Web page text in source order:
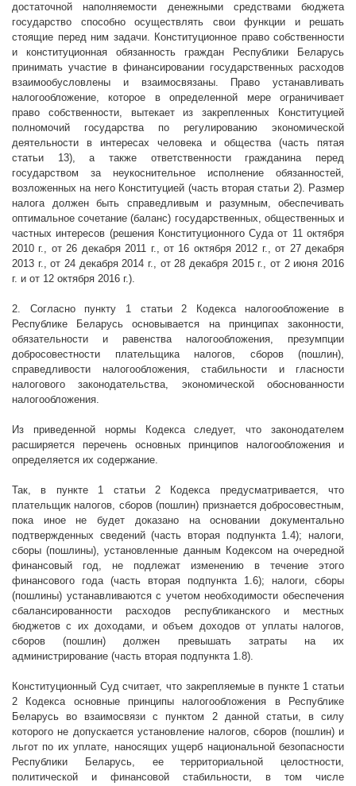
достаточной наполняемости денежными средствами бюджета
государство способно осуществлять свои функции и решать
стоящие перед ним задачи. Конституционное право собственности
и конституционная обязанность граждан Республики Беларусь
принимать участие в финансировании государственных расходов
взаимообусловлены и взаимосвязаны. Право устанавливать
налогообложение, которое в определенной мере ограничивает
право собственности, вытекает из закрепленных Конституцией
полномочий государства по регулированию экономической
деятельности в интересах человека и общества (часть пятая
статьи 13), а также ответственности гражданина перед
государством за неукоснительное исполнение обязанностей,
возложенных на него Конституцией (часть вторая статьи 2). Размер
налога должен быть справедливым и разумным, обеспечивать
оптимальное сочетание (баланс) государственных, общественных и
частных интересов (решения Конституционного Суда от 11 октября
2010 г., от 26 декабря2011 г., от 16 октября2012 г., от 27 декабря
2013 г., от 24 декабря2014 г., от 28 декабря 2015 г., от 2 июня 2016
г. и от 12 октября 2016 г.).
2. Согласно пункту 1 статьи 2 Кодекса налогообложение в
Республике Беларусь основывается на принципах законности,
обязательности и равенства налогообложения, презумпции
добросовестности плательщика налогов, сборов (пошлин),
справедливости налогообложения, стабильности и гласности
налогового законодательства, экономической обоснованности
налогообложения.
Из приведенной нормы Кодекса следует, что законодателем
расширяется перечень основных принципов налогообложения и
определяется их содержание.
Так, в пункте 1 статьи 2 Кодекса предусматривается, что
плательщик налогов, сборов (пошлин) признается добросовестным,
пока иное не будет доказано на основании документально
подтвержденных сведений (часть вторая подпункта 1.4); налоги,
сборы (пошлины), установленные данным Кодексом на очередной
финансовый год, не подлежат изменению в течение этого
финансового года (часть вторая подпункта 1.6); налоги, сборы
(пошлины) устанавливаются с учетом необходимости обеспечения
сбалансированности расходов республиканского и местных
бюджетов с их доходами, и объем доходов от уплаты налогов,
сборов (пошлин) должен превышать затраты на их
администрирование (часть вторая подпункта 1.8).
Конституционный Суд считает, что закрепляемые в пункте 1 статьи
2 Кодекса основные принципы налогообложения в Республике
Беларусь во взаимосвязи с пунктом 2 данной статьи, в силу
которого не допускается установление налогов, сборов (пошлин) и
льгот по их уплате, наносящих ущерб национальной безопасности
Республики Беларусь, ее территориальной целостности,
политической и финансовой стабильности, в том числе